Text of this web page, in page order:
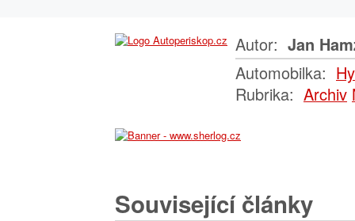
Autor: Jan
Automobilka:
Rubrika: Archiv
Související články